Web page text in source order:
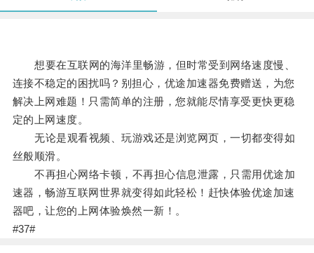
想要在互联网的海洋里畅游，但时常受到网络速度慢、
连接不稳定的困扰吗？别担心，优途加速器免费赠送，为您
解决上网难题！只需简单的注册，您就能尽情享受更快更稳
定的上网速度。
无论是观看视频、玩游戏还是浏览网页，一切都变得如
丝般顺滑。
不再担心网络卡顿，不再担心信息泄露，只需用优途加
速器，畅游互联网世界就变得如此轻松！赶快体验优途加速
器吧，让您的上网体验焕然一新！。
#37#